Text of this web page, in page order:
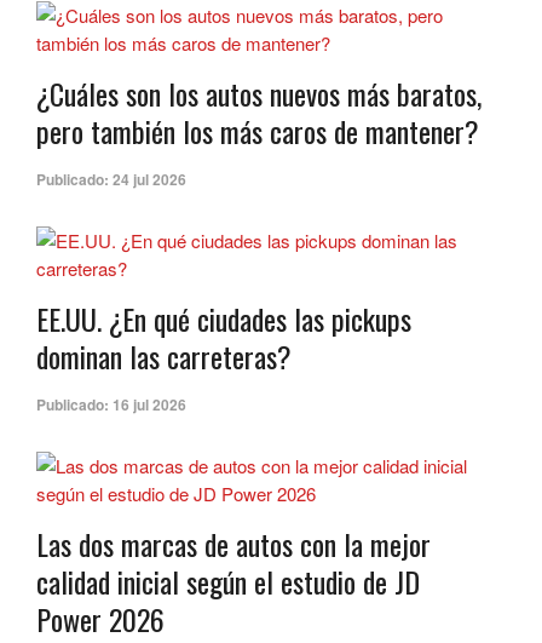
¿Cuáles son los autos nuevos más baratos,
pero también los más caros de mantener?
Publicado: 24 jul 2026
EE.UU. ¿En qué ciudades las pickups
dominan las carreteras?
Publicado: 16 jul 2026
Las dos marcas de autos con la mejor
calidad inicial según el estudio de JD
Power 2026